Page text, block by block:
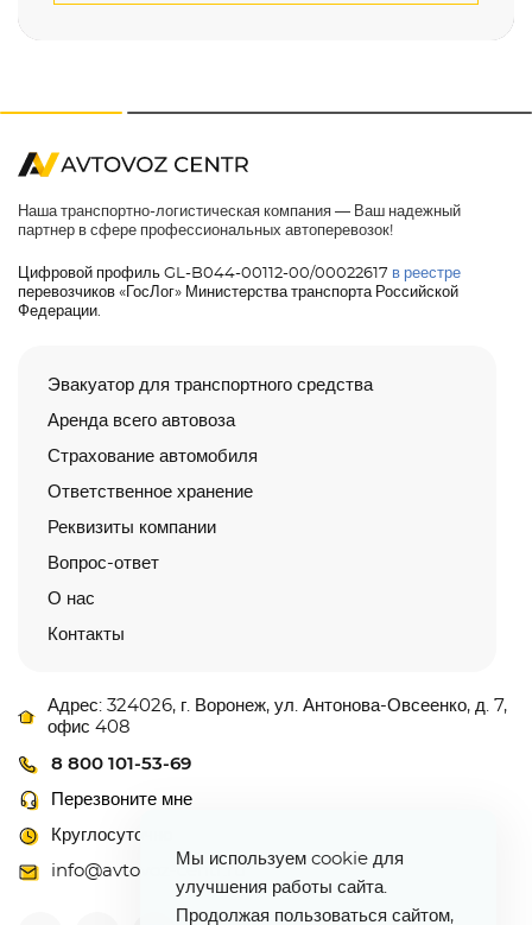
Наша транспортно-логистическая компания — Ваш надежный
партнер в сфере профессиональных автоперевозок!
Цифровой профиль GL-B044-00112-00/00022617 в реестре
перевозчиков «ГосЛог» Министерства транспорта Российской
Федерации.
Эвакуатор для транспортного средства
Аренда всего автовоза
Страхование автомобиля
Ответственное хранение
Реквизиты компании
Вопрос-ответ
О нас
Контакты
Адрес: 324026, г. Воронеж, ул. Антонова-Овсеенко, д. 7,
офис 408
8 800 101-53-69
Перезвоните мне
Круглосуточно
info@avtovoz-centr.ru
Мы используем cookie для
улучшения работы сайта.
Продолжая пользоваться сайтом,